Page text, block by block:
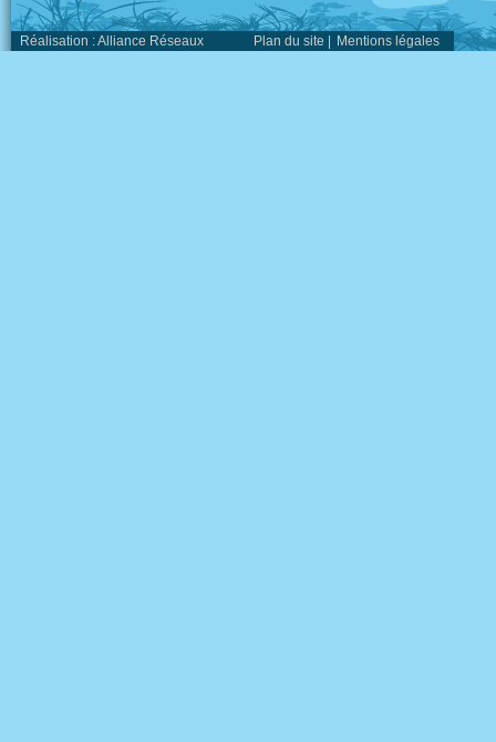
Réalisation :Alliance Réseaux Plan du site Mentions légales